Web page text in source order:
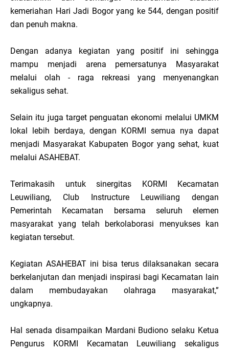
kemeriahan Hari Jadi Bogor yang ke 544, dengan positif
dan penuh makna.
Dengan adanya kegiatan yang positif ini sehingga
mampu menjadi arena pemersatunya Masyarakat
melalui olah - raga rekreasi yang menyenangkan
sekaligus sehat.
Selain itu juga target penguatan ekonomi melalui UMKM
lokal lebih berdaya, dengan KORMI semua nya dapat
menjadi Masyarakat Kabupaten Bogor yang sehat, kuat
melalui ASAHEBAT.
Terimakasih untuk sinergitas KORMI Kecamatan
Leuwiliang, Club Instructure Leuwiliang dengan
Pemerintah Kecamatan bersama seluruh elemen
masyarakat yang telah berkolaborasi menyukses kan
kegiatan tersebut.
Kegiatan ASAHEBAT ini bisa terus dilaksanakan secara
berkelanjutan dan menjadi inspirasi bagi Kecamatan lain
dalam membudayakan olahraga masyarakat,”
ungkapnya.
Hal senada disampaikan Mardani Budiono selaku Ketua
Pengurus KORMI Kecamatan Leuwiliang sekaligus